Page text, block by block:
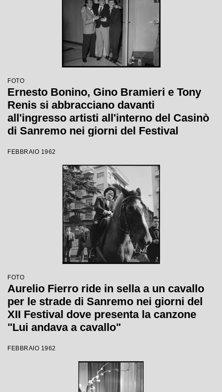
FOTO
Ernesto Bonino, Gino Bramieri e Tony
Renis si abbracciano davanti
all'ingresso artisti all'interno del Casinò
di Sanremo nei giorni del Festival
FEBBRAIO 1962
FOTO
Aurelio Fierro ride in sella a un cavallo
per le strade di Sanremo nei giorni del
XII Festival dove presenta la canzone
"Lui andava a cavallo"
FEBBRAIO 1962